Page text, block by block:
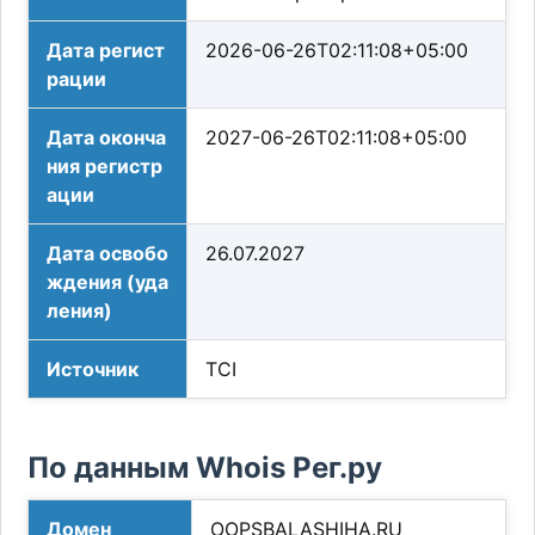
Дата регист
рации
2026-06-26T02:11:08+05:00
Дата оконча
ния регистр
ации
2027-06-26T02:11:08+05:00
Дата освобо
ждения (уда
ления)
26.07.2027
Источник TCI
По данным Whois Рег.ру
Домен OOPSBALASHIHA.RU